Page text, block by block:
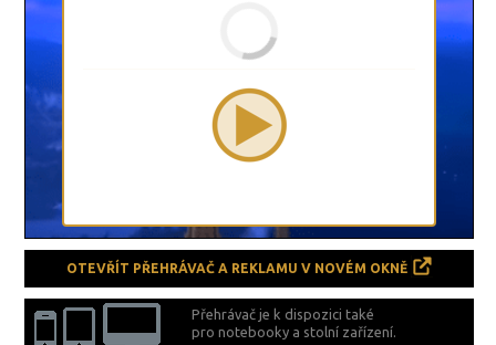
OTEVŘÍT PŘEHRÁVAČ A REKLAMU V NOVÉM OKNĚ
Přehrávač je k dispozici také
pro notebooky a stolní zařízení.